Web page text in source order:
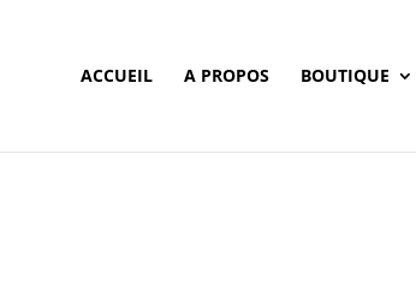
ACCUEIL A PROPOS BOUTIQUE